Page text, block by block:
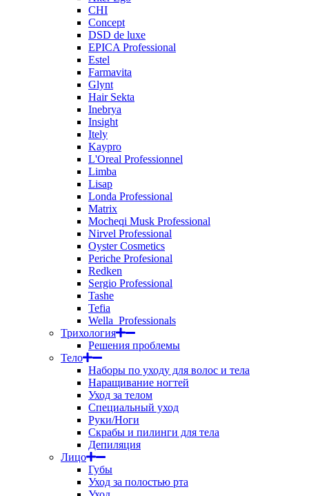
CHI
Concept
DSD de luxe
EPICA Professional
Estel
Farmavita
Glynt
Hair Sekta
Inebrya
Insight
Itely
Kaypro
L'Oreal Professionnel
Limba
Lisap
Londa Professional
Matrix
Mocheqi Musk Professional
Nirvel Professional
Oyster Cosmetics
Periche Profesional
Redken
Sergio Professional
Tashe
Tefia
Wella_Professionals
Трихология
Решения проблемы
Тело
Наборы по уходу для волос и тела
Наращивание ногтей
Уход за телом
Специальный уход
Руки/Ноги
Скрабы и пилинги для тела
Депиляция
Лицо
Губы
Уход за полостью рта